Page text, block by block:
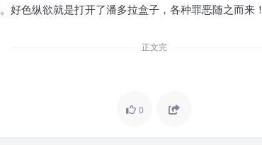
好色纵欲就是打开了潘多拉盒子，各种罪恶随之而来！
正文完
0